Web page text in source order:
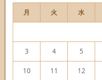
月
火 水
3 4 5
10 11 12